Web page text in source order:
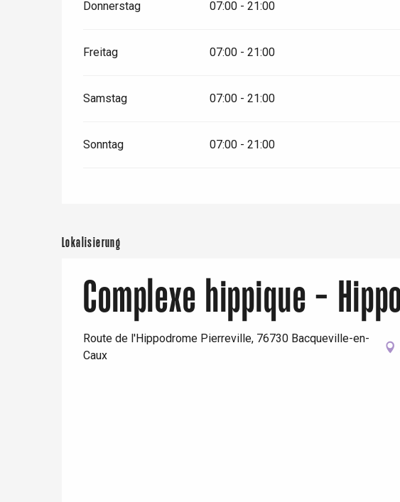
Donnerstag 07:00 - 21:00
Freitag 07:00 - 21:00
Samstag 07:00 - 21:00
Sonntag 07:00 - 21:00
Lokalisierung
Complexe hippique -
Route de l'Hippodrome Pierreville, 76730 Bacqueville-en-
Caux